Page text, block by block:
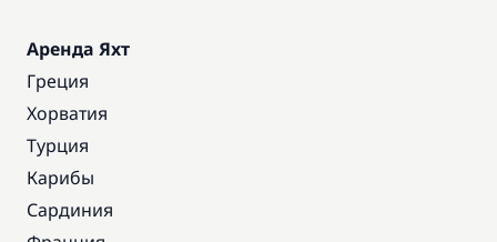
Аренда Яхт
Греция
Хорватия
Турция
Карибы
Сардиния